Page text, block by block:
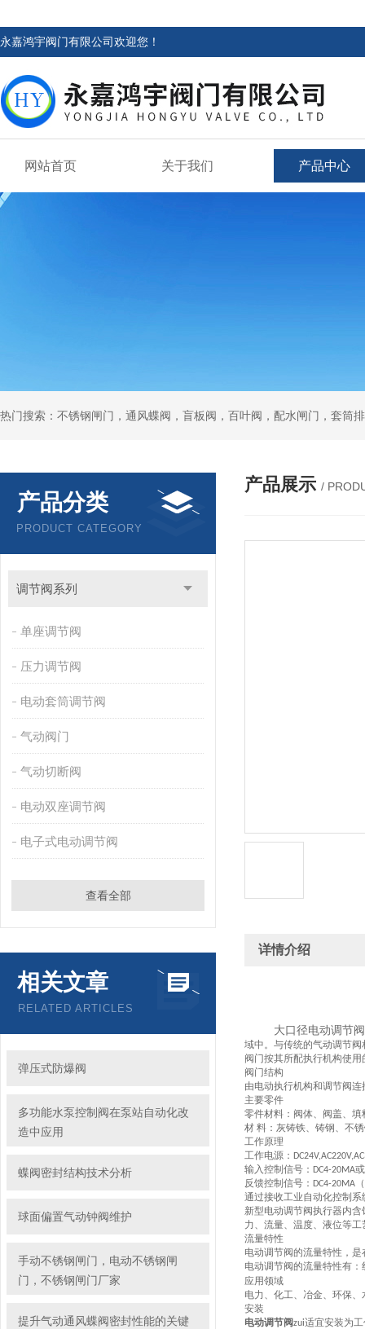
永嘉鸿宇阀门有限公司欢迎您！
网站首页 关于我们 产品中心
热门搜索：不锈钢闸门，通风蝶阀，盲板阀，百叶阀，配水闸门，套筒
产品分类
PRODUCT CATEGORY
调节阀系列
单座调节阀
压力调节阀
电动套筒调节阀
气动阀门
气动切断阀
电动双座调节阀
电子式电动调节阀
查看全部
相关文章
RELATED ARTICLES
弹压式防爆阀
多功能水泵控制阀在泵站自动化改
造中应用
蝶阀密封结构技术分析
球面偏置气动钟阀维护
手动不锈钢闸门，电动不锈钢闸
门，不锈钢闸门厂家
提升气动通风蝶阀密封性能的关键
产品展示 /
详情介绍
大口径电动调节阀
域中。与传统的气动调节
阀门按其所配执行机构使
阀门结构
由电动执行机构和调节阀连
主要零件
零件材料：阀体、阀盖、
材 料：灰铸铁、铸钢、不
工作原理
工作电源：
输入控制信号：DC4-20MA
反馈控制信号：DC4-20MA
通过接收工业自动化控制
新型电动调节阀执行器内含
力、流量、温度、液位等
流量特性
电动调节阀的流量特性，
电动调节阀的流量特性有
应用领域
电力、化工、冶金、环保
安装
电动调节阀zui适宜安装为